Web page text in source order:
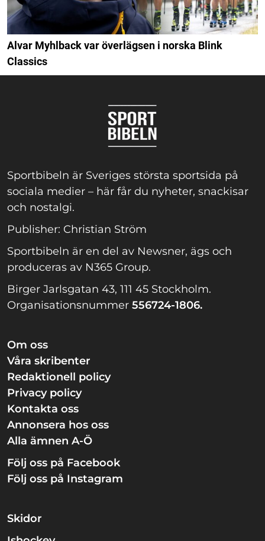
Alvar Myhlback var överlägsen i norska Blink
Classics
Sportbibeln är Sveriges största sportsida på
sociala medier – här får du nyheter, snackisar
och nostalgi.
Publisher: Christian Ström
Sportbibeln är en del av Newsner, ägs och
produceras av N365 Group.
Birger Jarlsgatan 43, 111 45 Stockholm.
Organisationsnummer 556724-1806.
Om oss
Våra skribenter
Redaktionell policy
Privacy policy
Kontakta oss
Annonsera hos oss
Alla ämnen A-Ö
Följ oss på Facebook
Följ oss på Instagram
Skidor